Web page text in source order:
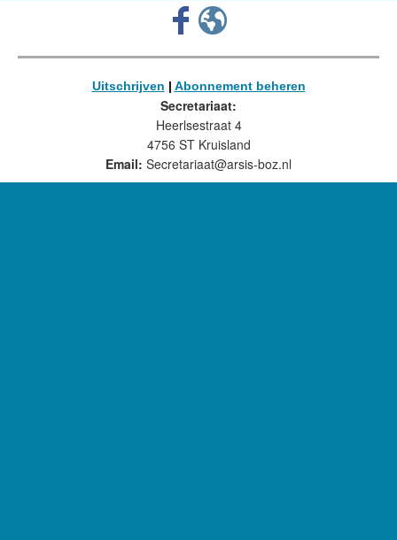
Uitschrijven | Abonnement beheren
Secretariaat:
Heerlsestraat 4
4756 ST Kruisland
Email: Secretariaat@arsis-boz.nl